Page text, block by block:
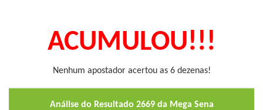
ACUMULOU!!!
Nenhum apostador acertou as 6 dezenas!
Análise do Resultado 2669 da Mega Sena